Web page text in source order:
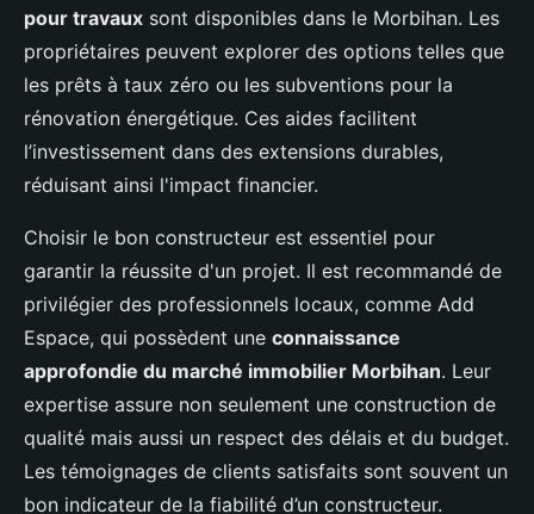
pour travaux sont disponibles dans le Morbihan. Les
propriétaires peuvent explorer des options telles que
les prêts à taux zéro ou les subventions pour la
rénovation énergétique. Ces aides facilitent
l’investissement dans des extensions durables,
réduisant ainsi l'impact financier.
Choisir le bon constructeur est essentiel pour
garantir la réussite d'un projet. Il est recommandé de
privilégier des professionnels locaux, comme Add
Espace, qui possèdent une connaissance
approfondie du marché immobilier Morbihan. Leur
expertise assure non seulement une construction de
qualité mais aussi un respect des délais et du budget.
Les témoignages de clients satisfaits sont souvent un
bon indicateur de la fiabilité d’un constructeur.